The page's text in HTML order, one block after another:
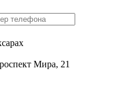
Мира, 21